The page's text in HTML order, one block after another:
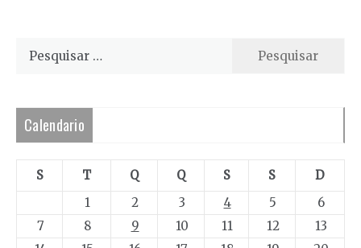
Pesquisar
Calendario
S T Q Q S S
D
1
2 3 4 5
6
7
8 9 10 11 12
13